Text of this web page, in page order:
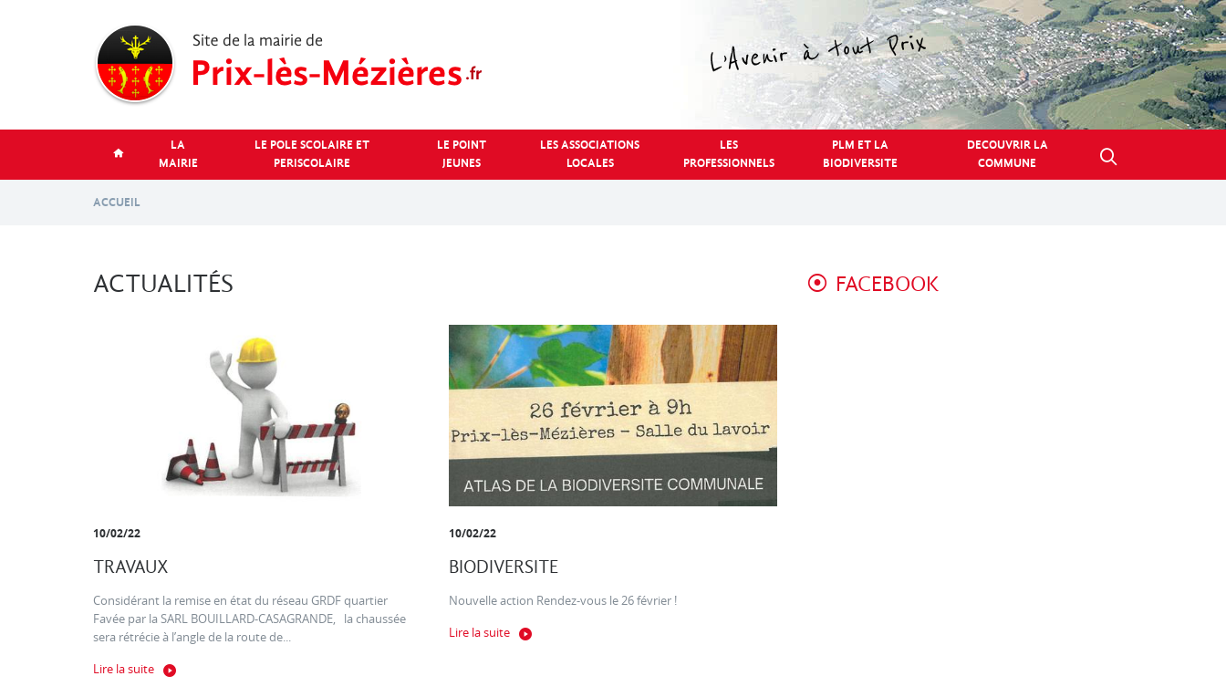
LA
MAIRIE
LE POLE SCOLAIRE ET
PERISCOLAIRE
LE POINT
JEUNES
LES ASSOCIATIONS
LOCALES
LES
PROFESSIONNELS
PLM ET LA
BIODIVERSITE
DECOUVRIR LA
COMMUNE
ACCUEIL
ACTUALITÉS
10/02/22
TRAVAUX
Considérant la remise en état du réseau GRDF quartier
Favée par la SARL BOUILLARD-CASAGRANDE, la chaussée
sera rétrécie à l’angle de la route de...
Lire la suite
10/02/22
BIODIVERSITE
Nouvelle action Rendez-vous le 26 février !
Lire la suite
FACEBOOK